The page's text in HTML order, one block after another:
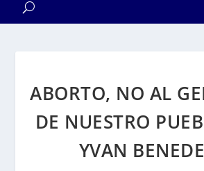
ABORTO, NO AL
DE NUESTRO
YVAN